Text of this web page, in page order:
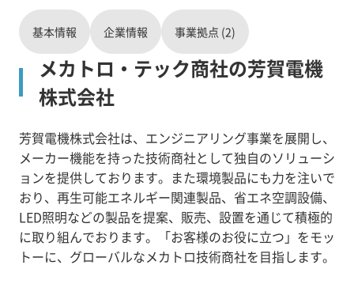
基本情報 企業情報 事業拠点 (2)
メカトロ・テック商社の芳賀電機
株式会社
芳賀電機株式会社は、エンジニアリング事業を展開し、
メーカー機能を持った技術商社として独自のソリューシ
ョンを提供しております。また環境製品にも力を注いで
おり、再生可能エネルギー関連製品、省エネ空調設備、
LED照明などの製品を提案、販売、設置を通じて積極的
に取り組んでおります。「お客様のお役に立つ」をモッ
トーに、グローバルなメカトロ技術商社を目指します。